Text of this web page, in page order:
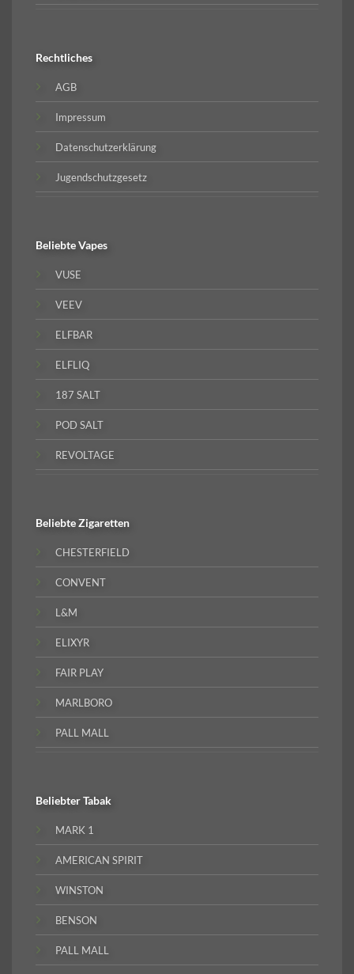
Rechtliches
AGB
Impressum
Datenschutzerklärung
Jugendschutzgesetz
BeliebteVapes
VUSE
VEEV
ELFBAR
ELFLIQ
187 SALT
POD SALT
REVOLTAGE
BeliebteZigaretten
CHESTERFIELD
CONVENT
L&M
ELIXYR
FAIR PLAY
MARLBORO
PALL MALL
BeliebterTabak
MARK 1
AMERICAN SPIRIT
WINSTON
BENSON
PALL MALL